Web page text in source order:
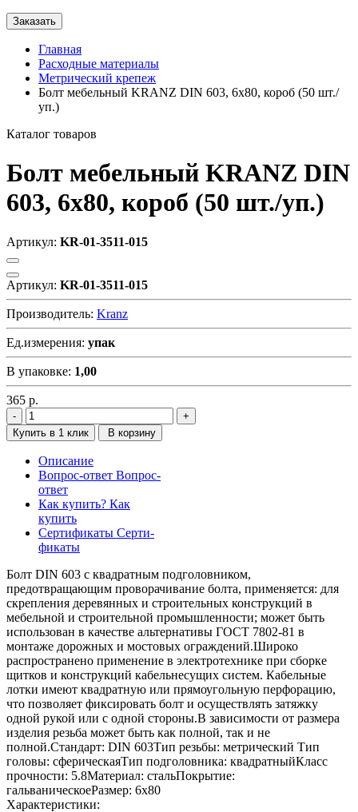
Заказать
Главная
Расходные материалы
Метрический крепеж
Болт мебельный KRANZ DIN 603, 6х80, короб (50 шт./
уп.)
Каталог товаров
Болт мебельный KRANZ DIN
603, 6х80, короб (50 шт./уп.)
Артикул: KR-01-3511-015
Артикул: KR-01-3511-015
Производитель: Kranz
Ед.измерения: упак
В упаковке: 1,00
365 р.
Купить в 1 клик В корзину
Описание
Вопрос-ответ Вопрос-
ответ
Как купить? Как
купить
Сертификаты Серти-
фикаты
Болт DIN 603 с квадратным подголовником,
предотвращающим проворачивание болта, применяется: для
скрепления деревянных и строительных конструкций в
мебельной и строительной промышленности; может быть
использован в качестве альтернативы ГОСТ 7802-81 в
монтаже дорожных и мостовых ограждений.Широко
распространено применение в электротехнике при сборке
щитков и конструкций кабельнесущих систем. Кабельные
лотки имеют квадратную или прямоугольную перфорацию,
что позволяет фиксировать болт и осуществлять затяжку
одной рукой или с одной стороны.В зависимости от размера
изделия резьба может быть как полной, так и не
полной.Стандарт: DIN 603Тип резьбы: метрический Тип
головы: сферическаяТип подголовника: квадратныйКласс
прочности: 5.8Материал: стальПокрытие:
гальваническоеРазмер: 6х80
Характеристики: